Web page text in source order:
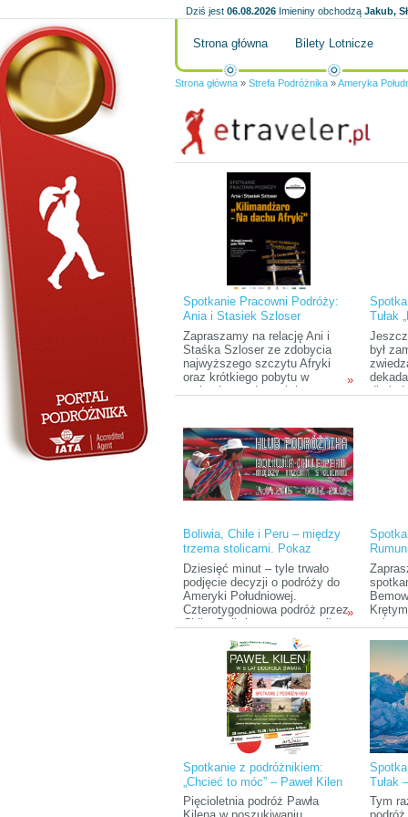
Dziś jest 06.08.2026 Imieniny obchodzą Jakub,
Strona główna Bilety Lotnicze
Strona główna » Strefa Podróżnika »Ameryka
Spotkanie Pracowni Podróży:
Ania i Stasiek Szloser
„Kilimandżaro – na dachu
Afryki”
Zapraszamy na relację Ani i
Staśka Szloser ze zdobycia
najwyższego szczytu Afryki
oraz krótkiego pobytu w
parkach narodowych i na
»
Tułak
był
dla
Boliwia, Chile i Peru – między
trzema stolicami. Pokaz
slajdów z podróży
Dziesięć minut – tyle trwało
podjęcie decyzji o podróży do
Ameryki Południowej.
Czterotygodniowa podróż przez
Chile, Boliwię z metą w stolicy
Peru – Limie okazała się
również spontaniczna i
nieprzewidywalna, jak decyzja,
by w nią wyruszyć.
»
Spotkanie z podróżnikiem:
„Chcieć to móc” – Paweł Kilen
w pięć lat po świecie
Pięcioletnia podróż Pawła
Tułak
Tym